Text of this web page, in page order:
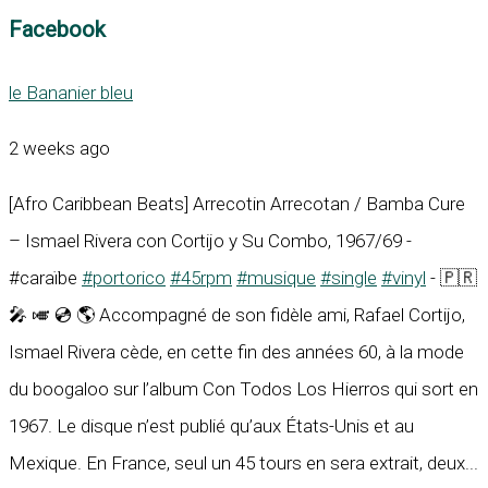
Facebook
le Bananier bleu
2 weeks ago
[Afro Caribbean Beats] Arrecotin Arrecotan / Bamba Cure
– Ismael Rivera con Cortijo y Su Combo, 1967/69 -
#caraïbe #portorico #45rpm #musique #single #vinyl - 🇵🇷
🎤 🎺 💿 🌎 Accompagné de son fidèle ami, Rafael Cortijo,
Ismael Rivera cède, en cette fin des années 60, à la mode
du boogaloo sur l’album Con Todos Los Hierros qui sort en
1967. Le disque n’est publié qu’aux États-Unis et au
Mexique. En France, seul un 45 tours en sera extrait, deux...